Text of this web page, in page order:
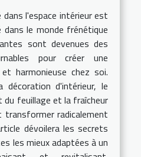
l'espace intérieur est
dans le monde frénétique
sont devenues des
pour créer une
harmonieuse chez soi.
décoration d'intérieur, le
du feuillage et la fraîcheur
transformer radicalement
dévoilera les secrets
les mieux adaptées à un